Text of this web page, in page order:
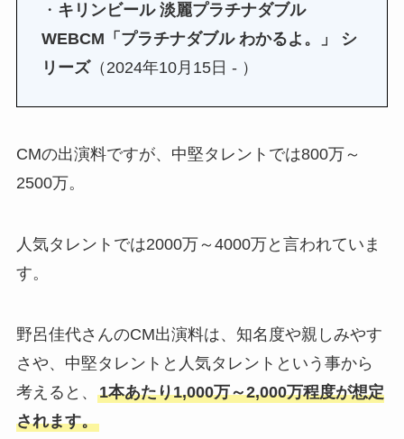
・ キリンビール 淡麗プラチナダブル
WEBCM「プラチナダブル わかるよ。」 シ
リーズ（2024年10月15日 - ）
CMの出演料ですが、中堅タレントでは800万～
2500万。
人気タレントでは2000万～4000万と言われていま
す。
野呂佳代さんのCM出演料は、知名度や親しみやす
さや、中堅タレントと人気タレントという事から
考えると、 1本あたり1,000万～2,000万程度が想定
されます。